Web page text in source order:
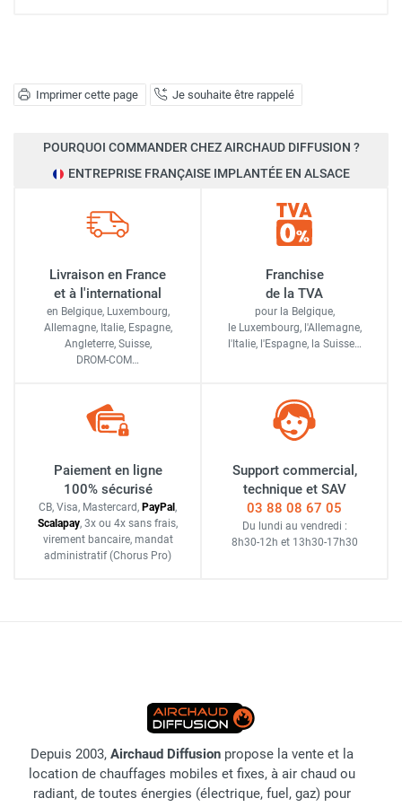
Imprimer cette page Je souhaite être rappelé
POURQUOI COMMANDER CHEZ AIRCHAUD DIFFUSION ?
ENTREPRISE FRANÇAISE IMPLANTÉE EN ALSACE
Livraison en France
et à l'international
en Belgique, Luxembourg,
Allemagne, Italie, Espagne,
Angleterre, Suisse,
DROM-COM…
Franchise
de la TVA
pour la Belgique,
le Luxembourg, l'Allemagne,
l'Italie, l'Espagne, la Suisse…
Paiement en ligne
100% sécurisé
CB, Visa, Mastercard, PayPal ,
Scalapay, 3x ou 4x sans frais,
virement bancaire, mandat
administratif (Chorus Pro)
Support commercial,
technique et SAV
03 88 08 67 05
Du lundi au vendredi :
8h30-12h et 13h30-17h30
Depuis 2003, Airchaud Diffusion propose la vente et la
location de chauffages mobiles et fixes, à air chaud ou
radiant, de toutes énergies (électrique, fuel, gaz) pour